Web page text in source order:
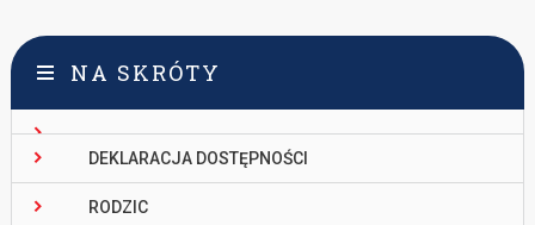
NA SKRÓTY
DEKLARACJA DOSTĘPNOŚCI
RODZIC